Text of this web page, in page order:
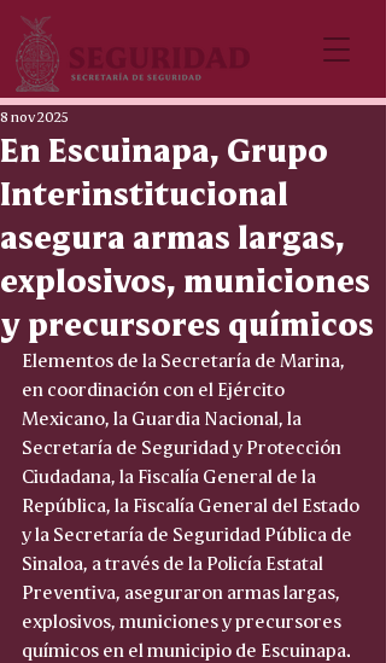
En Escuinapa, Grupo
Interinstitucional
asegura armas largas,
explosivos, municiones
y precursores químicos
8 nov 2025
Elementos de la Secretaría de Marina,
en coordinación con el Ejército
Mexicano, la Guardia Nacional, la
Secretaría de Seguridad y Protección
Ciudadana, la Fiscalía General de la
República, la Fiscalía General del Estado
y la Secretaría de Seguridad Pública de
Sinaloa, a través de la Policía Estatal
Preventiva, aseguraron armas largas,
explosivos, municiones y precursores
químicos en el municipio de Escuinapa.